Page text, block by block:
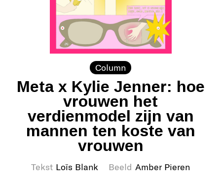
Column
Meta x Kylie Jenner: hoe
vrouwen het
verdienmodel zijn van
mannen ten koste van
vrouwen
Tekst Loïs Blank Beeld Amber Pieren